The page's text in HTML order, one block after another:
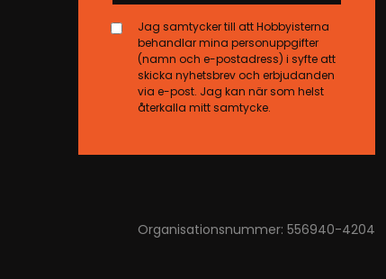
Jag samtycker till att Hobbyisterna
behandlar mina personuppgifter
(namn och e-postadress) i syfte att
skicka nyhetsbrev och erbjudanden
via e-post. Jag kan när som helst
återkalla mitt samtycke.
Organisationsnummer: 556940-4204